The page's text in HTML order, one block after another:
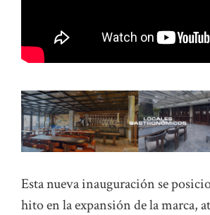
Esta nueva inauguración se
hito en la expansión de la marca,